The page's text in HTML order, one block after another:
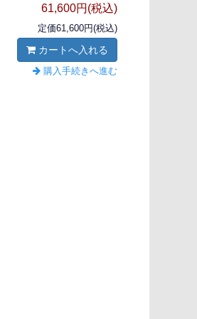
61,600円(税込)
定価61,600円(税込)
カートへ入れる
購入手続きへ進む